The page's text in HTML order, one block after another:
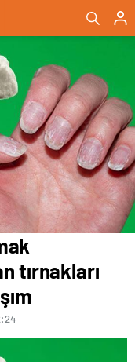
tırnakları